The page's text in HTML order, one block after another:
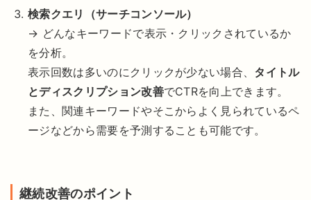
検索クエリ（サーチコンソール）
→ どんなキーワードで表示・クリックされているか
を分析。
表示回数は多いのにクリックが少ない場合、 タイトル
とディスクリプション改善でCTRを向上できます。
また、関連キーワードやそこからよく見られているペ
ージなどから需要を予測することも可能です。
継続改善のポイント